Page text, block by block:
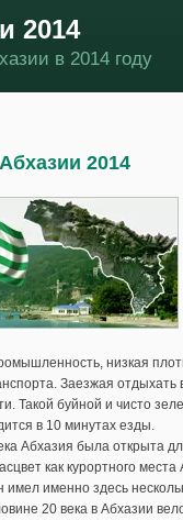
2014
в 2014 году
2014
низкая
Заезжая
Такой буйной и чисто
в 10 минутах езды.
Абхазия была открыта
как курортного
именно здесь
20 века в Абхазии